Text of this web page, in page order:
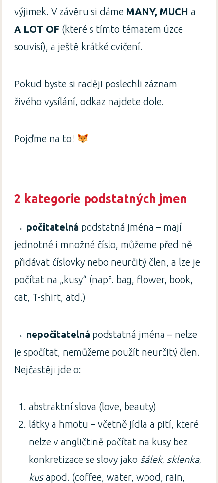
výjimek. V závěru si dáme MANY, MUCHa
A LOT OF (které s tímto tématem úzce
souvisí), a ještě krátké cvičení.
Pokud byste si raději poslechli záznam
živého vysílání, odkaz najdete dole.
Pojďme na to!
2 kategorie podstatných jmen
→ počitatelná podstatná jména – mají
jednotné i množné číslo, můžeme před ně
přidávat číslovky nebo neurčitý člen, a lze je
počítat na „kusy“ (např. bag, flower, book,
cat, T-shirt, atd.)
→ nepočitatelná podstatná jména – nelze
je spočítat, nemůžeme použít neurčitý člen.
Nejčastěji jde o:
abstraktní slova (love, beauty)
látky a hmotu – včetně jídla a pití, které
nelze v angličtině počítat na kusy bez
konkretizace se slovy jako šálek, sklenka,
kusapod. (coffee, water, wood, rain,